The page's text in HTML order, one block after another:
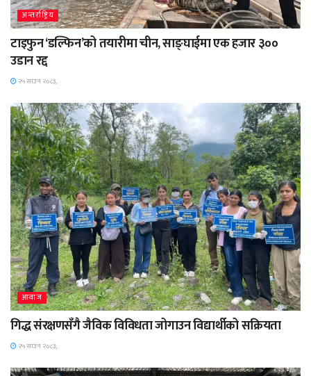
अन्तर्राष्ट्रिय
टाइफुन ‘डल्फिन’को तयारीमा चीन, साङ्घाईमा एक हजार ३००
उडान रद्द
२५ साउन २०८३,
आवाज
गिद्ध संरक्षणसँगै जैविक विविधता जोगाउन विद्यार्थीको सक्रियता
२५ साउन २०८३,